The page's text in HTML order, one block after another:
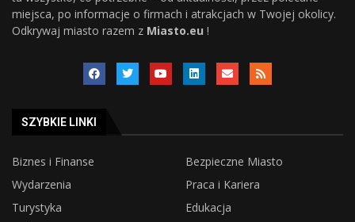
miejsca, po informacje o firmach i atrakcjach w Twojej okolicy.
Odkrywaj miasto razem z Miasto.eu !
SZYBKIE LINKI
Biznes i Finanse
Bezpieczne Miasto
Wydarzenia
Praca i Kariera
Turystyka
Edukacja